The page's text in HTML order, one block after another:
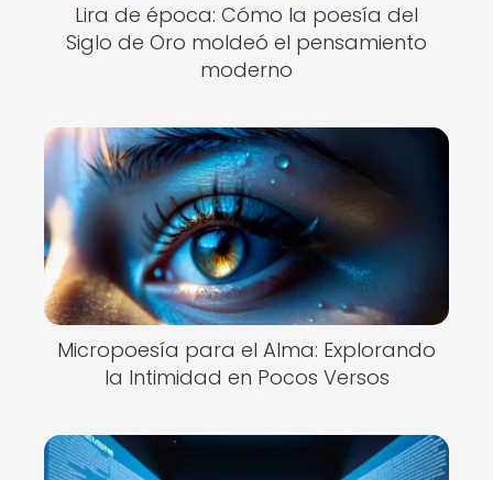
Lira de época: Cómo la poesía del
Siglo de Oro moldeó el pensamiento
moderno
Micropoesía para el Alma: Explorando
la Intimidad en Pocos Versos